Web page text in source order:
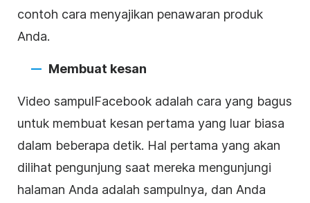
contoh cara menyajikan penawaran produk
Anda.
Membuat kesan
Video sampulFacebook adalah cara yang bagus
untuk membuat kesan pertama yang luar biasa
dalam beberapa detik. Hal pertama yang akan
dilihat pengunjung saat mereka mengunjungi
halaman Anda adalah sampulnya, dan Anda